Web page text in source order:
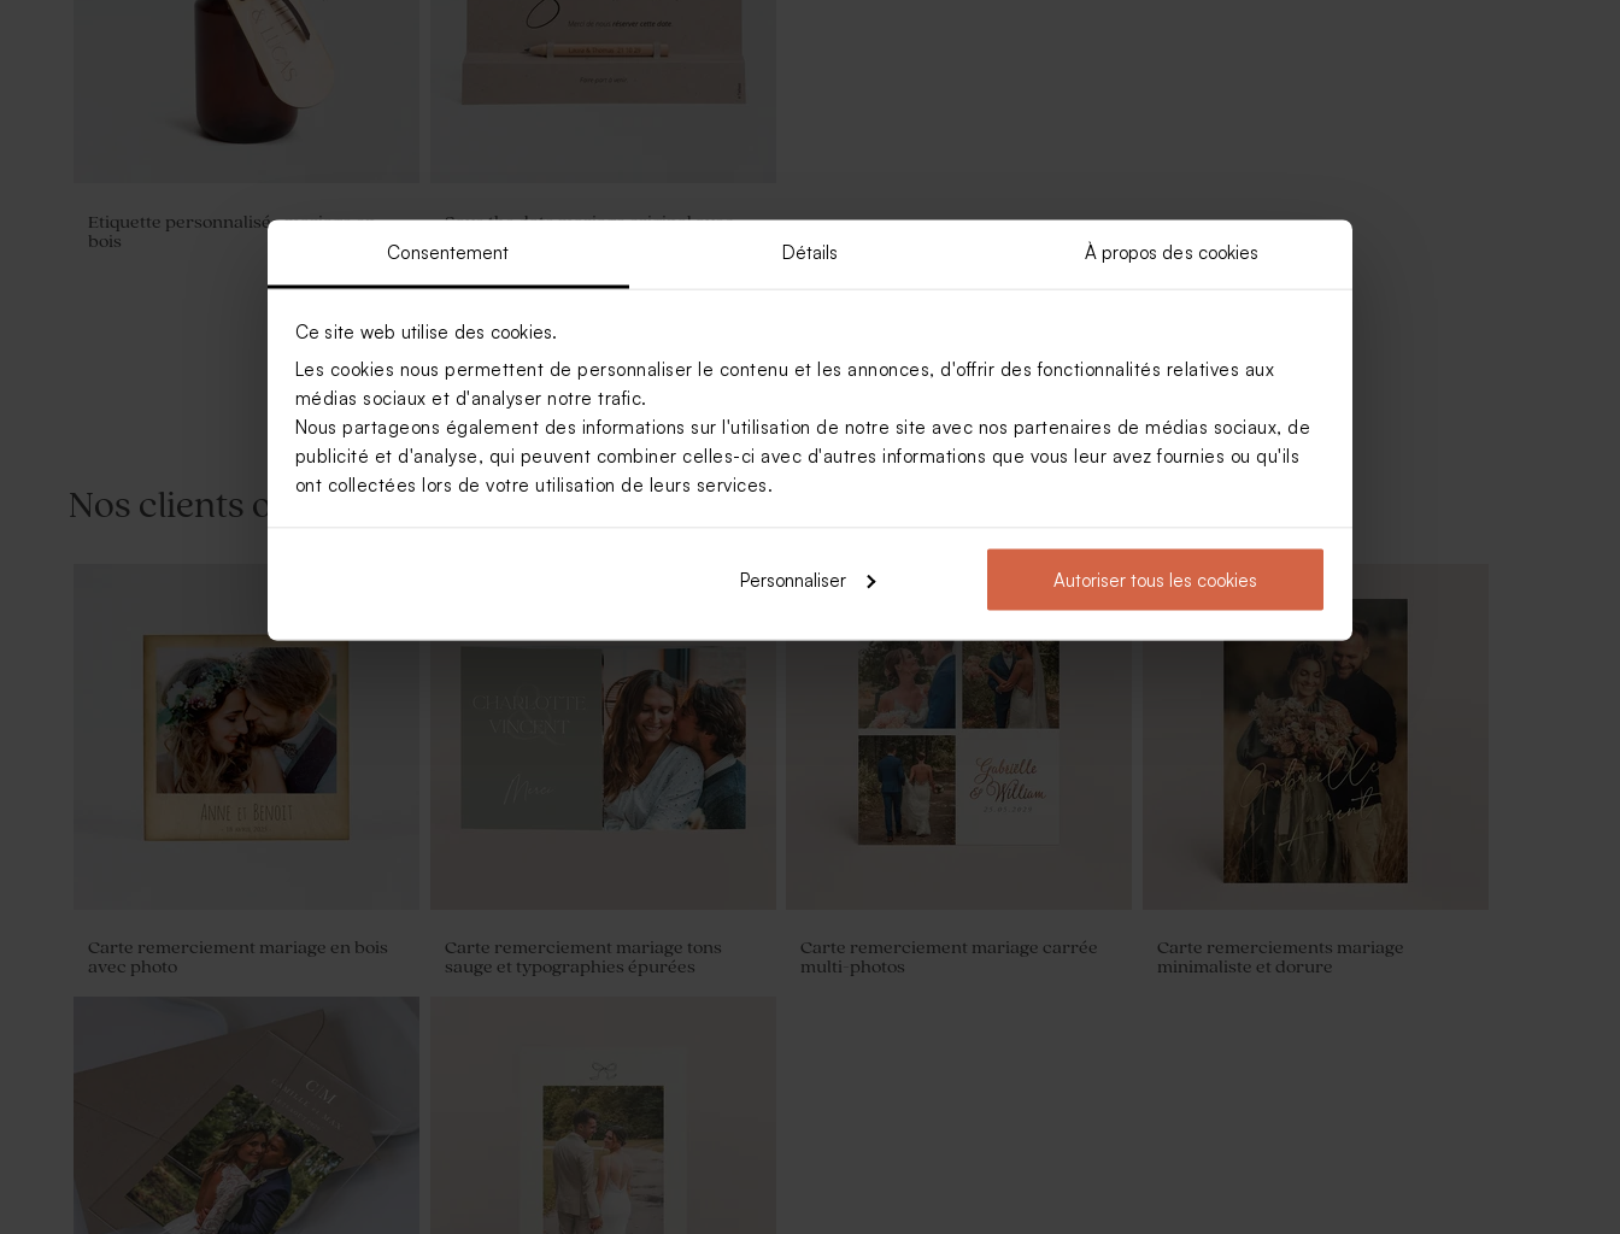
Consentement Détails À propos des cookies
Ce site web utilise des cookies.
Les cookies nous permettent de personnaliser le contenu et les annonces, d'offrir des fonctionnalités relatives aux
médias sociaux et d'analyser notre trafic.
Nous partageons également des informations sur l'utilisation de notre site avec nos partenaires de médias sociaux, de
publicité et d'analyse, qui peuvent combiner celles-ci avec d'autres informations que vous leur avez fournies ou qu'ils
ont collectées lors de votre utilisation de leurs services.
Personnaliser Autoriser tous les cookies
Etiquette personnalisée mariage en
bois
Save the date mariage original avec
Pochon tissu mariage 100% coton -
Étui à dragées mariage en velour et
Fleurs séchées mariage - Botao
branco blanc
Dragées mariage couleur champagne 1
Boîte en velours ronde mariage sable
Contenant dragées mariage tissu
Nos clients ont aussi aimé...
Carte remerciement mariage en bois
avec photo
Carte remerciement mariage tons
sauge et typographies épurées
Carte remerciement mariage carrée
multi-photos
Carte remerciements mariage
minimaliste et dorure